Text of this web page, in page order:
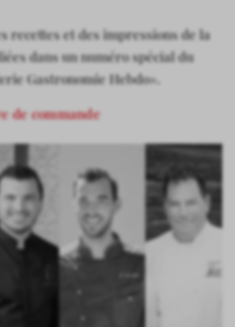
recettes et des impressions de la
dans un numéro spécial du
Gastronomie Hebdo».
de commande